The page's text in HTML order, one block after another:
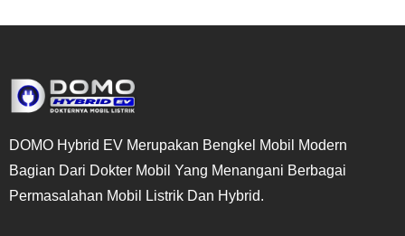
DOMO Hybrid EV Merupakan Bengkel Mobil Modern
Bagian Dari Dokter Mobil Yang Menangani Berbagai
Permasalahan Mobil Listrik Dan Hybrid.